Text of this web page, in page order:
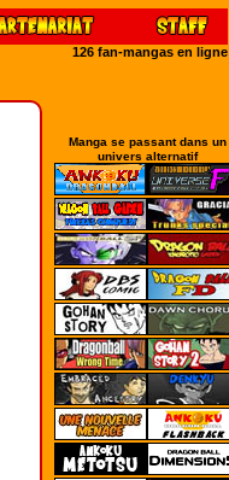
126 fan-mangas en ligne
Manga se passant dans un
univers alternatif